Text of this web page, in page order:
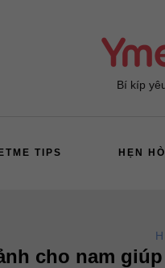
Bí kíp
TIPS HẸN
cho nam